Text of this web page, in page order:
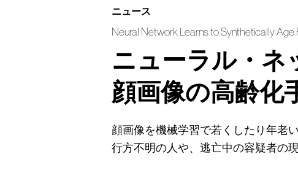
ニュース
Neural Network Learns to Synthetically Age
ニューラル・ネ
顔画像の高齢化
顔画像を機械学習で若くしたり年老
行方不明の人や、逃亡中の容疑者の